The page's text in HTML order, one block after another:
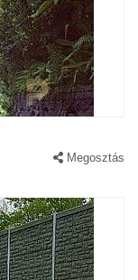
Megosztás